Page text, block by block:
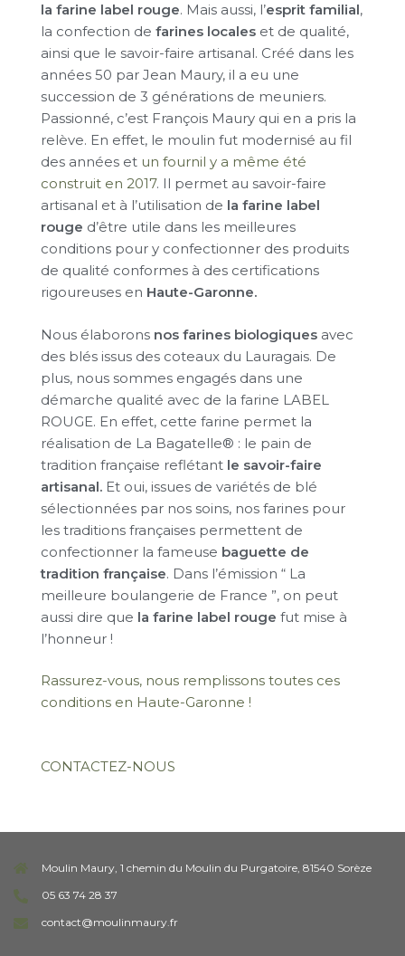
la farine label rouge. Mais aussi, l’esprit familial,
la confection de farines locales et de qualité,
ainsi que le savoir-faire artisanal. Créé dans les
années 50 par Jean Maury, il a eu une
succession de 3 générations de meuniers.
Passionné, c’est François Maury qui en a pris la
relève. En effet, le moulin fut modernisé au fil
des années et un fournil y a même été
construit en 2017. Il permet au savoir-faire
artisanal et à l’utilisation de la farine label
rouge d’être utile dans les meilleures
conditions pour y confectionner des produits
de qualité conformes à des certifications
rigoureuses en Haute-Garonne.
Nous élaborons nos farines biologiques avec
des blés issus des coteaux du Lauragais. De
plus, nous sommes engagés dans une
démarche qualité avec de la farine LABEL
ROUGE. En effet, cette farine permet la
réalisation de La Bagatelle® : le pain de
tradition française reflétant le savoir-faire
artisanal. Et oui, issues de variétés de blé
sélectionnées par nos soins, nos farines pour
les traditions françaises permettent de
confectionner la fameuse baguette de
tradition française. Dans l’émission “ La
meilleure boulangerie de France ”, on peut
aussi dire que la farine label rouge fut mise à
l’honneur !
Rassurez-vous, nous remplissons toutes ces
conditions en Haute-Garonne !
CONTACTEZ-NOUS
Moulin Maury, 1 chemin du Moulin du Purgatoire, 81540 Sorèze
05 63 74 28 37
contact@moulinmaury.fr